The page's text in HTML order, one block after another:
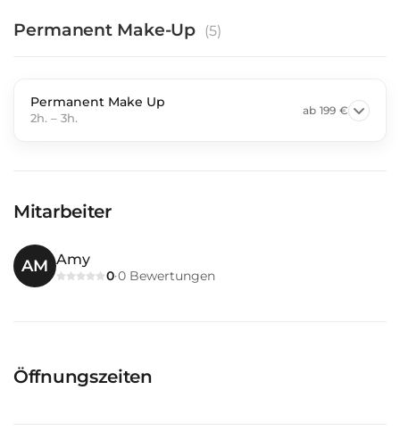
Permanent Make-Up (5)
Permanent Make Up
2h. – 3h.
ab 199 €
Mitarbeiter
AM Amy
0·0 Bewertungen
Öffnungszeiten